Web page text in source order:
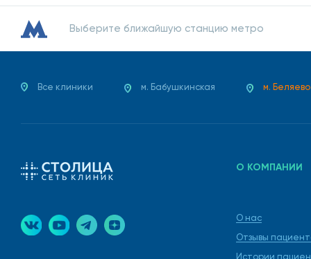
Выберите ближайшую станцию метро
Все клиники м. Бабушкинская м. Беляево
О КОМПАНИИ
О нас
Отзывы
Истории